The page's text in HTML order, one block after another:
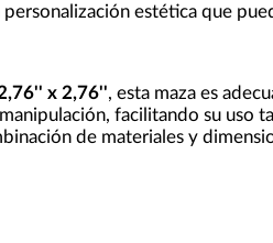
estética que
x 2,76'', esta maza es
facilitando su
de materiales y